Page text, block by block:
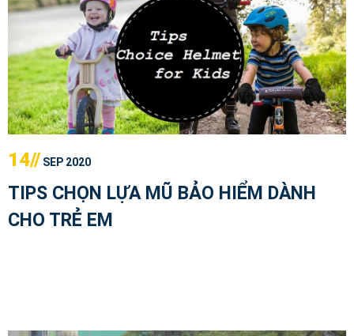
14// SEP 2020
TIPS CHỌN LỰA MŨ BẢO HIỂM DÀNH
CHO TRẺ EM